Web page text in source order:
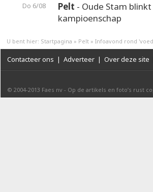
Do 6/08 Pelt - Oude Stam
kampioenschap
U bent hier: Startpagina » Pelt » Infoavond rond
Contacteer ons | Adverteer | Over deze site
© 2004-2013 Faes nv - Op de artikels en foto’s rust